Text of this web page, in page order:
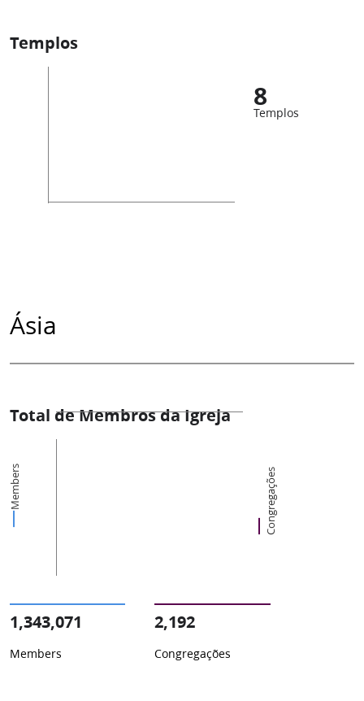
Templos
8
Templos
Ásia
Total de Membros da Igreja
Members Congregações
1,343,071
Members
2,192
Congregações